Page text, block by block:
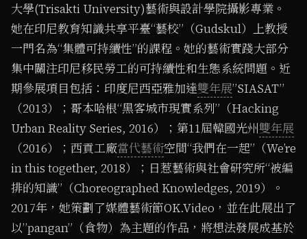
大學(Trisakti University)藝術與設計學院攝影專業。
她在印尼教育知識共享平臺“藝校”（Gudskul）上教授
一門名為“集體可持續性”的課程。她的藝術實踐大部分
集中關注印尼移民勞工的可持續性和生態系統問題。近
期參展項目包括：印度尼西亞雅加達雙年展”SIASAT”
（2013）；哥本哈根“黑客城市現實系列”（Hacking
Urban Reality Series, 2016）；第11屆韓國光州雙年展
（2016）；西貢工廠當代藝術空間“我們在一起”（We’re
in this together, 2018）；日惹藝術與社會研究所“被編
排的知識”（Choreographed Knowledges, 2019）。
2017年，她策劃了媒體藝術節OK.Video，並在此展出了
以”pangan”（食物）為主題的作品，將想法發展成基於